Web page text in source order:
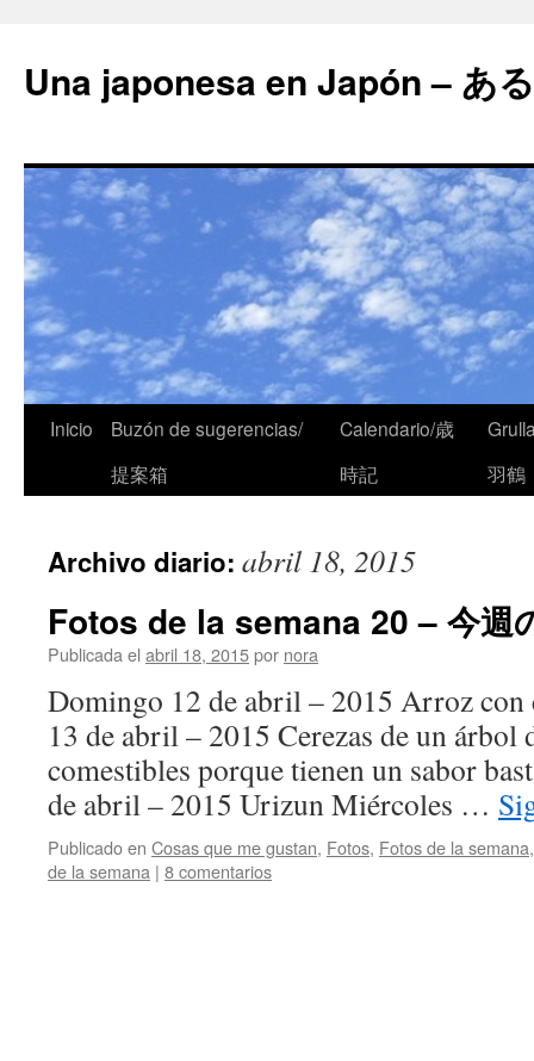
Una japonesa en Japón – あ
Inicio
Buzón de sugerencias/
提案箱
Calendario/歳
時記
羽鶴
Archivo diario: abril 18, 2015
Fotos de la semana 20 – 今週
Publicada el abril 18, 2015por nora
Domingo 12 de abril – 2015 Arroz
13 de abril – 2015 Cerezas de un árbol
comestibles porque tienen un sabor
de abril – 2015 Urizun Miércoles …
Publicado en Cosas que me gustan, Fotos, Fotos de la semana
de la semana | 8 comentarios